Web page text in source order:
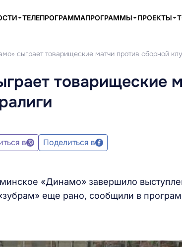
ТЕЛЕПРОГРАММАПРОГРАММЫ ПРОЕКТЫ
сыграет товарищеские матчи против сборной
товарищеские
в Поделиться в
«Динамо» завершило
еще рано, сообщили в